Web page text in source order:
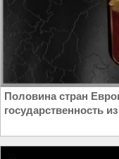
Половина стран
государственность